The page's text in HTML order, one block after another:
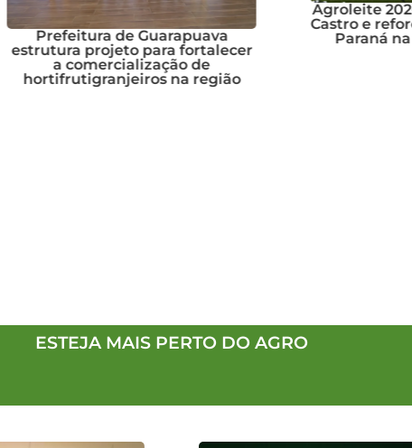
de Guarapuava
para fortalecer
de
na região
Agroleite 2026 abre as
Castro e reforça
Paraná na pecuária
ESTEJA MAIS PERTO DO AGRO